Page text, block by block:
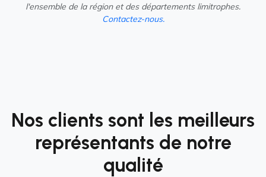
l'ensemble de la région et des départements limitrophes.
Contactez-nous.
Nos clients sont les meilleurs
représentants de notre
qualité